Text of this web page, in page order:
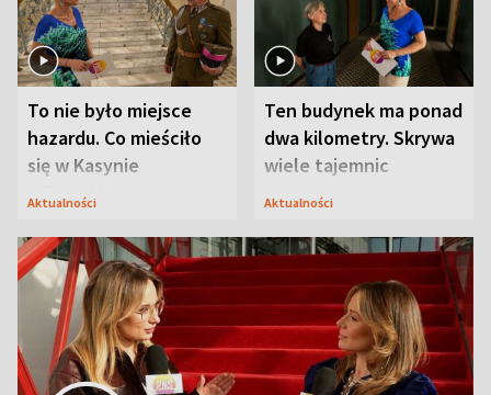
To nie było miejsce
hazardu. Co mieściło
się w Kasynie
Oficerskim?
Aktualności
Ten budynek ma ponad
dwa kilometry. Skrywa
wiele tajemnic
Aktualności